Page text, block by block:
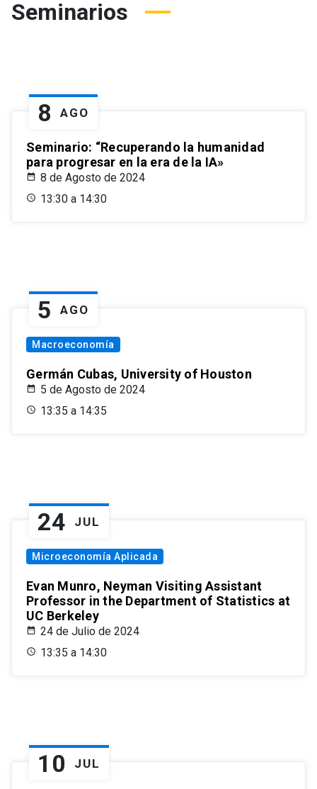
Seminarios
8 AGO
Seminario: “Recuperando la humanidad
para progresar en la era de la IA»
8 de Agosto de 2024
13:30 a 14:30
5 AGO
Macroeconomía
Germán Cubas, University of Houston
5 de Agosto de 2024
13:35 a 14:35
24 JUL
Microeconomía Aplicada
Evan Munro, Neyman Visiting Assistant
Professor in the Department of Statistics at
UC Berkeley
24 de Julio de 2024
13:35 a 14:30
10 JUL